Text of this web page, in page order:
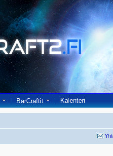
BarCraftit Kalenteri